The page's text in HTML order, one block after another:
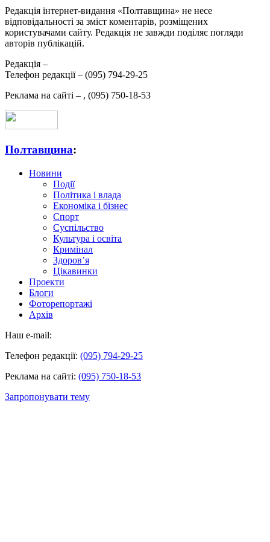
Редакція інтернет-видання «Полтавщина» не несе
відповідальності за зміст коментарів, розміщених
користувачами сайту. Редакція не завжди поділяє погляди
авторів публікацій.
Редакція –
Телефон редакції – (095) 794-29-25
Реклама на сайті – , (095) 750-18-53
Полтавщина:
Новини
Події
Політика і влада
Економіка і бізнес
Спорт
Суспільство
Культура і освіта
Кримінал
Здоров’я
Цікавинки
Проекти
Блоги
Фоторепортажі
Архів
Наш e-mail:
Телефон редакції: (095) 794-29-25
Реклама на сайті: (095) 750-18-53
Запропонувати тему